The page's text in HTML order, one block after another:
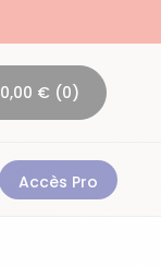
Ouvrir le panier
Mon panier Total:
0,00 € 0
produit dans votre
Accès Pro